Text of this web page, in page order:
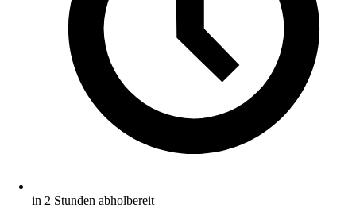
in 2 Stunden abholbereit